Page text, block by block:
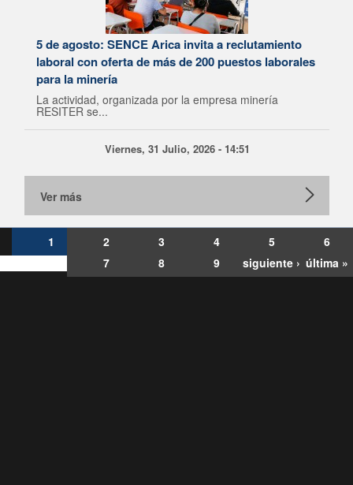
5 de agosto: SENCE Arica invita a reclutamiento
laboral con oferta de más de 200 puestos laborales
para la minería
La actividad, organizada por la empresa minería
RESITER se...
Viernes, 31 Julio, 2026 - 14:51
Ver más
1 2 3 4 5
6
7
8 9 siguiente › última »